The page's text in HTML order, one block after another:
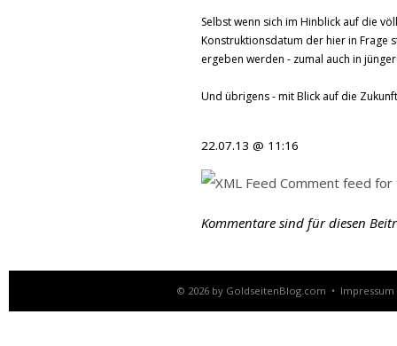
Selbst wenn sich im Hinblick auf die
Konstruktionsdatum der hier in Frage
ergeben werden - zumal auch in
Und übrigens - mit Blick auf die
22.07.13 @ 11:16
Comment feed
Kommentare sind für diesen
© 2026 by GoldseitenBlog.com • Impressum